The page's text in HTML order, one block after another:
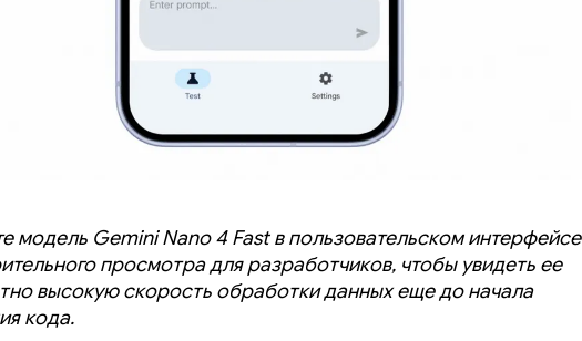
модель Gemini Nano 4 Fast в пользовательском интерфейсе
просмотра для разработчиков, чтобы увидеть ее
высокую скорость обработки данных еще до начала
кода.